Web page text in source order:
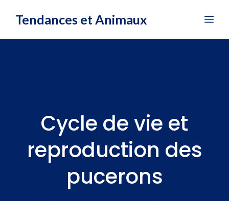
Tendances et Animaux
Cycle de vie et
reproduction des
pucerons